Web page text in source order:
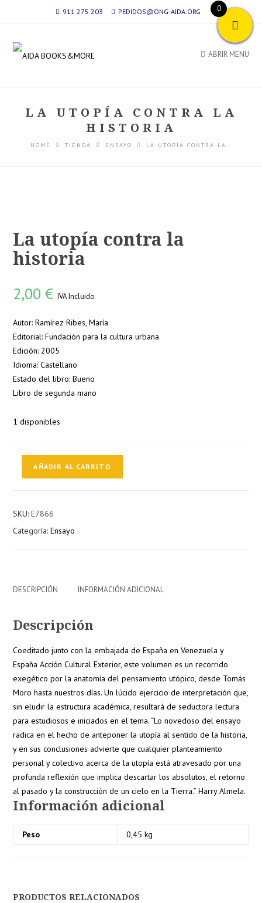
911 275 203 PEDIDOS@ONG-AIDA.ORG
ABRIR MENU
LA UTOPÍA CONTRA LA
HISTORIA
HOME TIENDA ENSAYO LA UTOPÍA CONTRA LA…
La utopía contra la
historia
2,00€ IVA Incluido
Autor: Ramírez Ribes, María
Editorial: Fundación para la cultura urbana
Edición: 2005
Idioma: Castellano
Estado del libro: Bueno
Libro de segunda mano
1 disponibles
historia
cantidad
AÑADIR AL CARRITO
SKU:E7866
Categoría:Ensayo
DESCRIPCIÓN INFORMACIÓN ADICIONAL
Descripción
Coeditado junto con la embajada de España en Venezuela y
España Acción Cultural Exterior, este volumen es un recorrido
exegético por la anatomía del pensamiento utópico, desde Tomás
Moro hasta nuestros días. Un lúcido ejercicio de interpretación que,
sin eludir la estructura académica, resultará de seductora lectura
para estudiosos e iniciados en el tema. “Lo novedoso del ensayo
radica en el hecho de anteponer la utopía al sentido de la historia,
y en sus conclusiones advierte que cualquier planteamiento
personal y colectivo acerca de la utopía está atravesado por una
profunda reflexión que implica descartar los absolutos, el retorno
al pasado y la construcción de un cielo en la Tierra.” Harry Almela.
Información adicional
Peso 0,45 kg
PRODUCTOS RELACIONADOS
0